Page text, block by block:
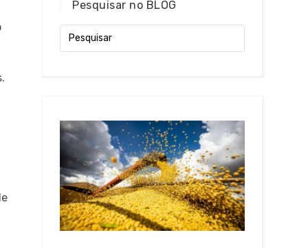
Pesquisar no BLOG